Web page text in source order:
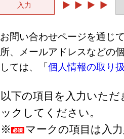
入力
お問い合わせページを通じ
所、メールアドレスなどの
しては、「個人情報の取り
以下の項目を入力いた
ックしてください。
※
マークの項目は入